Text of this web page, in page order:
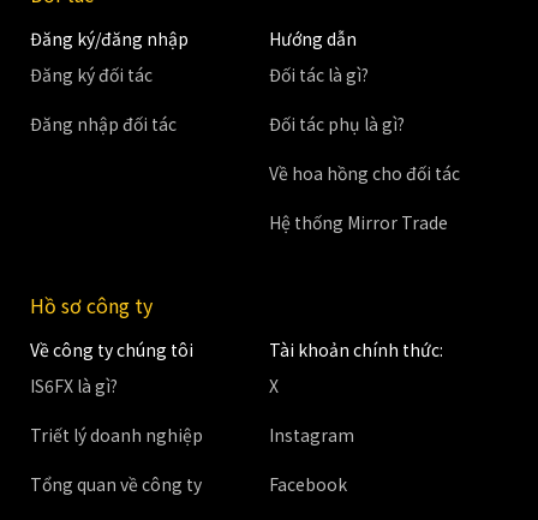
Đăng ký/đăng nhập
Đăng ký đối tác
Đăng nhập đối tác
Hướng dẫn
Đối tác là gì?
Đối tác phụ là gì?
Về hoa hồng cho đối tác
Hệ thống Mirror Trade
Hồ sơ công ty
Về công ty chúng tôi
IS6FX là gì?
Triết lý doanh nghiệp
Tổng quan về công ty
Tài khoản chính thức:
X
Instagram
Facebook